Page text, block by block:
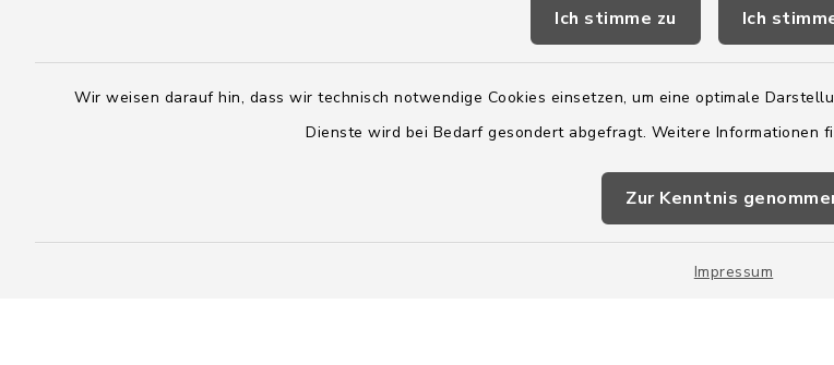
Ich stimme zu Ich
Wir weisen darauf hin, dass wir technisch notwendige Cookies einsetzen, um eine optimale
Dienste wird bei Bedarf gesondert abgefragt. Weitere Informationen
Zur Kenntnis
Impressum
sowie zusätzlich am Dienstag:
14:00 - 18:00 Uhr
rickling.de
sowie zusätzlich am Donnerstag:
14:00 - 18:00 Uhr
04328 179-0
04328 - 179-44
info@amt-boostedt-